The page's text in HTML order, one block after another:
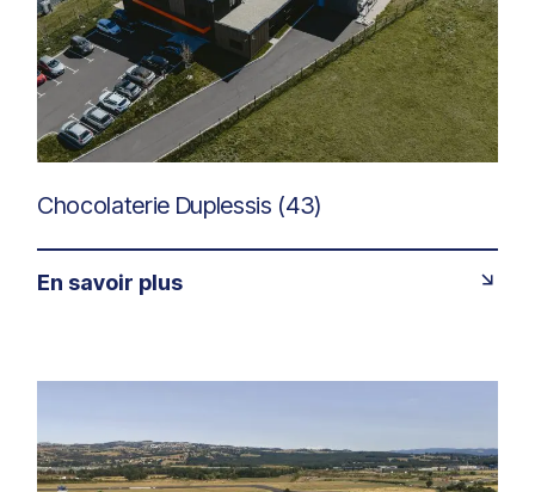
Chocolaterie Duplessis (43)
En savoir plus